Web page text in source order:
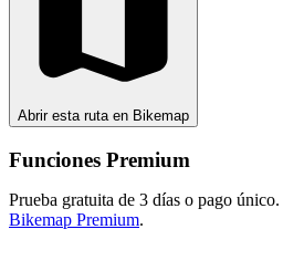
Abrir esta ruta en Bikemap
Funciones Premium
Prueba gratuita de 3 días o pago único.
Bikemap Premium.